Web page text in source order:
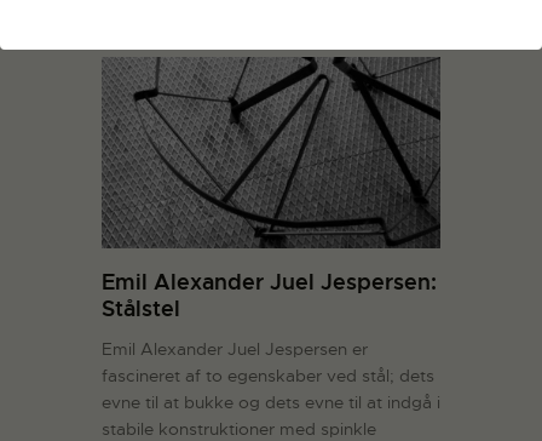
Emil Alexander Juel Jespersen:
Stålstel
Emil Alexander Juel Jespersen er
fascineret af to egenskaber ved stål; dets
evne til at bukke og dets evne til at indgå i
stabile konstruktioner med spinkle